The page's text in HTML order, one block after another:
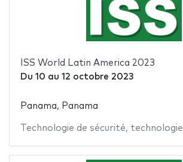
ISS World Latin America 2023
Du 10 au 12 octobre 2023
Panama, Panama
Technologie de sécurité, technologie